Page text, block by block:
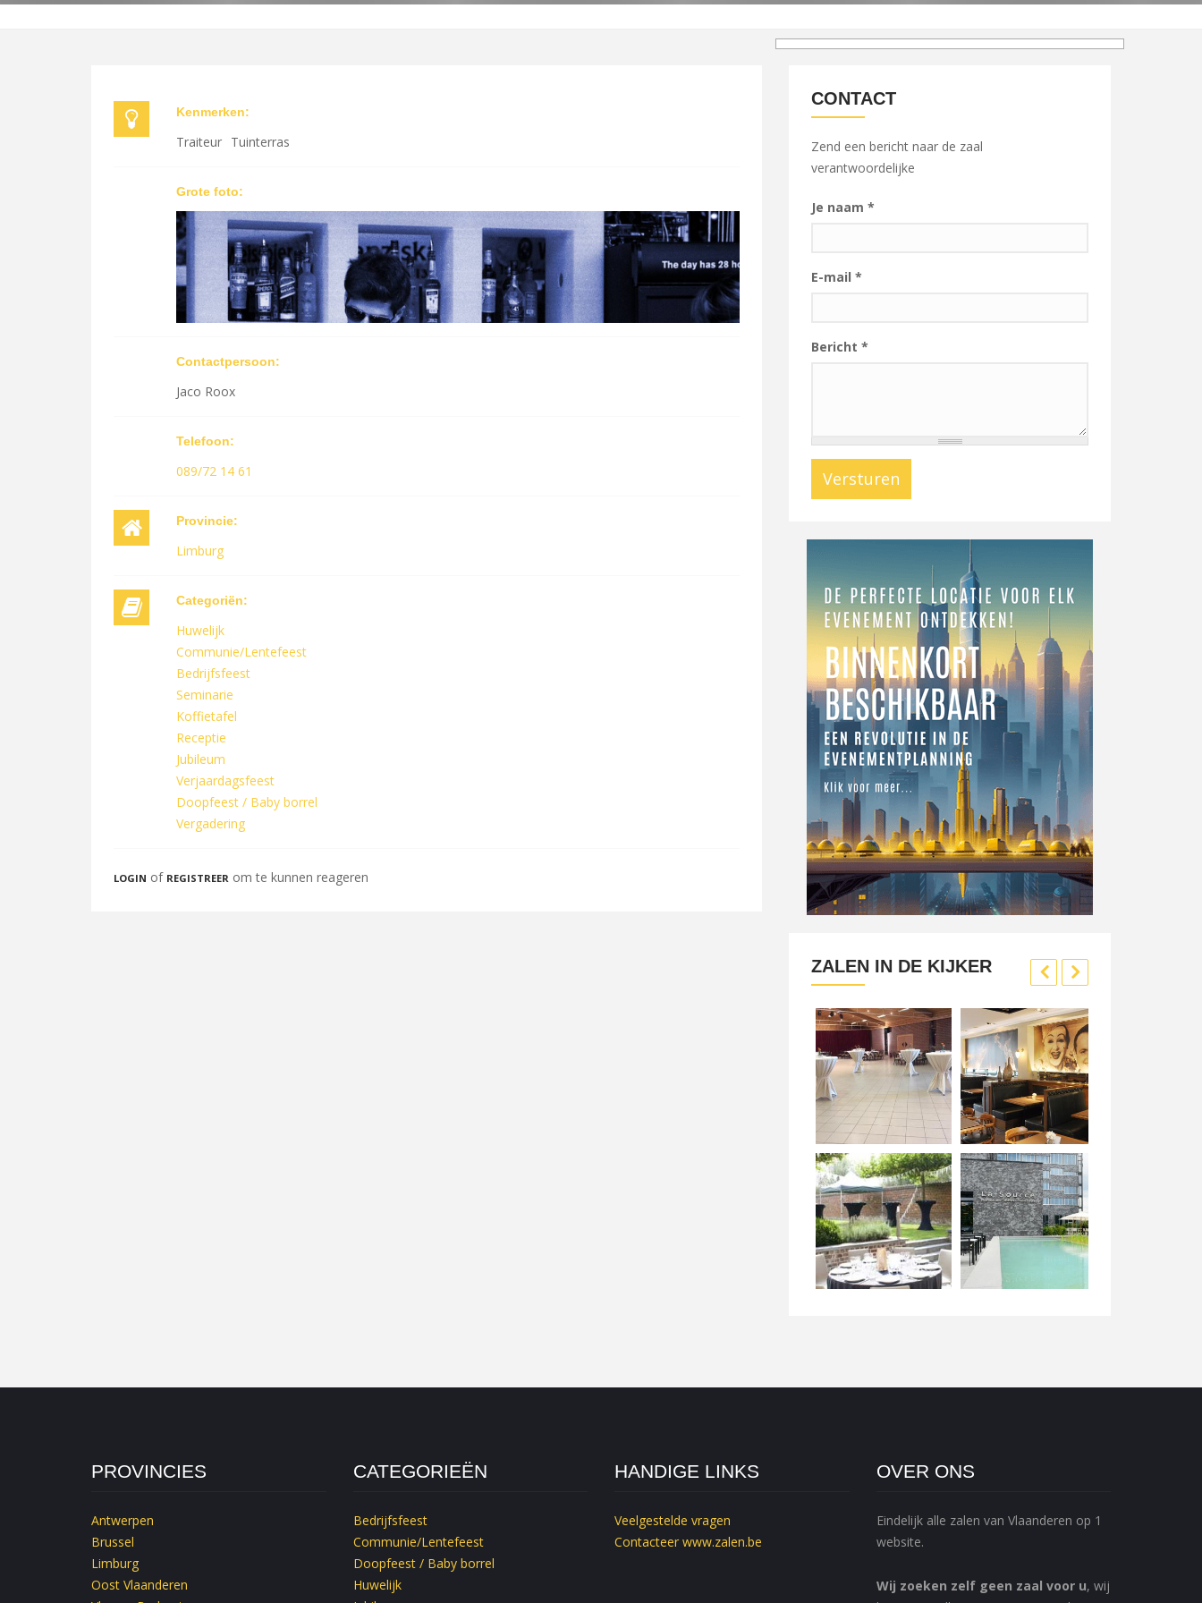
Kenmerken:
Traiteur Tuinterras
Grote foto:
Contactpersoon:
Jaco Roox
Telefoon:
089/72 14 61
Provincie:
Limburg
Categoriën:
Huwelijk
Communie/Lentefeest
Bedrijfsfeest
Seminarie
Koffietafel
Receptie
Jubileum
Verjaardagsfeest
Doopfeest / Baby borrel
Vergadering
LOGIN of REGISTREER om te kunnen reageren
CONTACT
Zend een bericht naar de zaal
verantwoordelijke
Je naam *
E-mail *
Bericht *
Versturen
ZALEN IN DE KIJKER
PROVINCIES
Antwerpen
Brussel
Limburg
Oost Vlaanderen
CATEGORIEËN
Bedrijfsfeest
Communie/Lentefeest
Doopfeest / Baby borrel
Huwelijk
HANDIGE LINKS
Veelgestelde vragen
Contacteer www.zalen.be
OVER ONS
Eindelijk alle zalen van Vlaanderen op 1
website.
Wij zoeken zelf geen zaal voor u, wij